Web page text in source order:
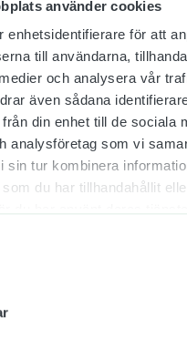
använder cookies
enhetsidentifierare för att
till användarna,
och analysera vår
även sådana
din enhet till de sociala
analysföretag som vi
sin tur kombinera
du har tillhandahållit
så den är synlig
finns i 10 olika
att de ska passa in i rätt
därefter på en
som skruvas fast med
Tack vare denna
byta skyltar mellan
plats.